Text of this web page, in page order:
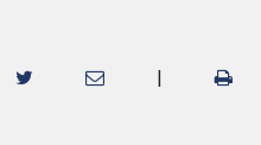
|